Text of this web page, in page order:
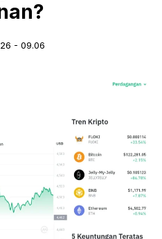
- 09.06